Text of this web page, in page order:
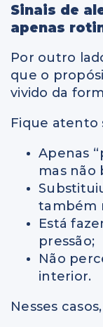
Sinais de
apenas
Por outro
que o
vivido da
Fique atento
Apenas
mas não
também
Está
pressão;
Não
interior.
Nesses